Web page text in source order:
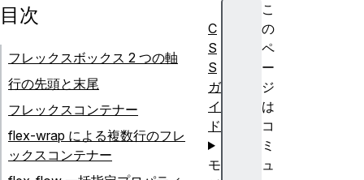
こ
の
ペ
ー
ジ
は
コ
ミ
ュ
目次
フレックスボックス 2 つの軸
行の先頭と末尾
フレックスコンテナー
flex-wrap による複数行のフレ
ックスコンテナー
C
S
S
ガ
イ
ド
モ